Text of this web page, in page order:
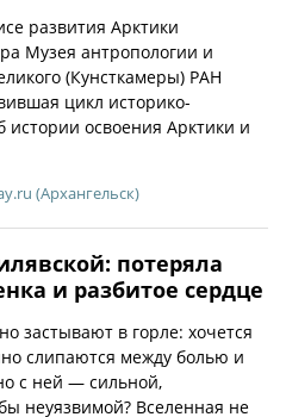
развития Арктики
Музея антропологии и
(Кунсткамеры) РАН
цикл историко-
истории освоения Арктики и
(Архангельск)
потеряла
и разбитое сердце
застывают в горле: хочется
слипаются между болью и
с ней — сильной,
неуязвимой? Вселенная не